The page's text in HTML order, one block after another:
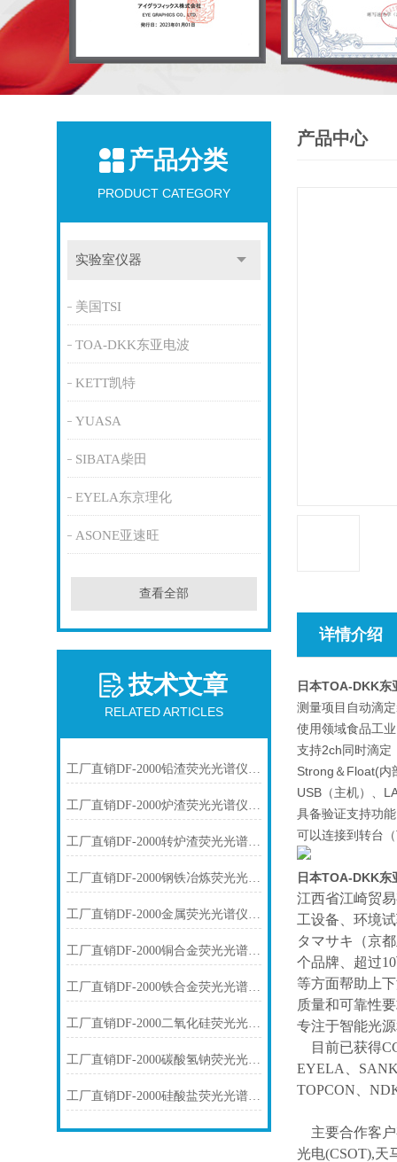
产品分类
PRODUCT CATEGORY
实验室仪器
美国TSI
TOA-DKK东亚电波
KETT凯特
YUASA
SIBATA柴田
EYELA东京理化
ASONE亚速旺
查看全部
技术文章
RELATED ARTICLES
工厂直销DF-2000铅渣荧光光谱仪技术参数
工厂直销DF-2000炉渣荧光光谱仪技术参数
工厂直销DF-2000转炉渣荧光光谱仪技术参数
工厂直销DF-2000钢铁冶炼荧光光谱仪技术参数
工厂直销DF-2000金属荧光光谱仪技术参数
工厂直销DF-2000铜合金荧光光谱仪技术参数
工厂直销DF-2000铁合金荧光光谱仪技术参数
工厂直销DF-2000二氧化硅荧光光谱仪技术参数
工厂直销DF-2000碳酸氢钠荧光光谱仪技术参数
工厂直销DF-2000硅酸盐荧光光谱仪技术参数
产品中心
详情介绍
日本TOA-DKK东
测量项目 自动滴
使用领域食品工业
支持2ch同时滴定
Strong＆Float(内
USB（主机）、
具备验证支持功能
可以连接到转台
日本TOA-DKK东
江西省江崎贸
工设备、环境
タマサキ（京
个品牌、超过
等方面帮助上
质量和可靠性
专注于智能光
目前已获得
EYELA、
TOPCON、
主要合作客
光电(CSOT),天